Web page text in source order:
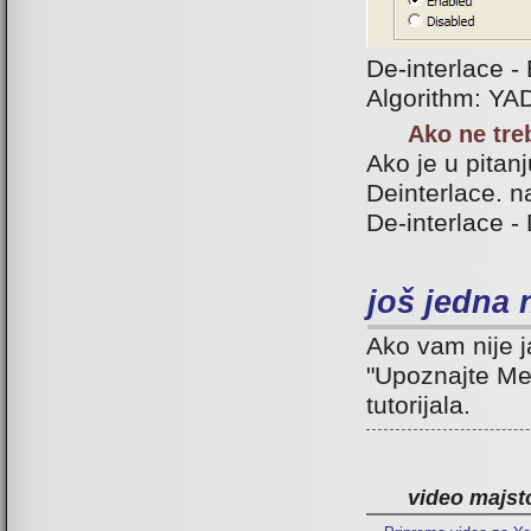
De-interlace -
Algorithm:
Ako ne
Ako je u
Deinterlace.
De-interlace
još jedna
Ako vam nije
"Upoznajte
tutorijala.
video